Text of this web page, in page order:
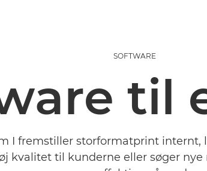
SOFTWARE
til
I fremstiller storformatprint internt,
kvalitet til kunderne eller søger nye